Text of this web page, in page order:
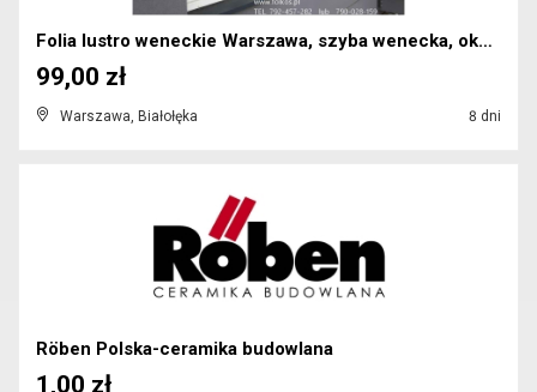
Folia lustro weneckie Warszawa, szyba wenecka, okn...
Warszawa, Białołęka 8 dni
99,00 zł
Röben Polska-ceramika budowlana
1,00 zł